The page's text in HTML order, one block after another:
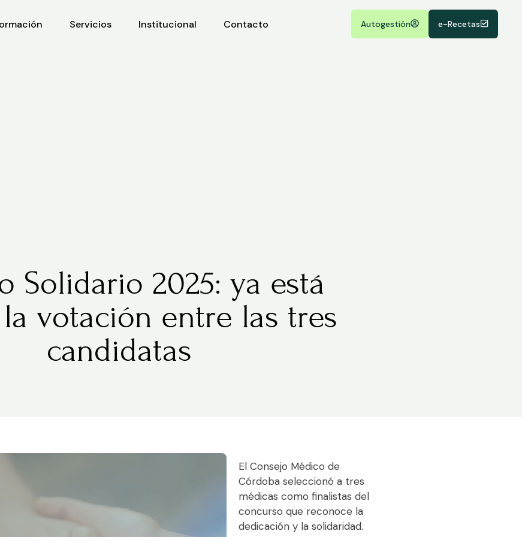
Servicios Institucional Contacto Autogestión e-Recetas
Solidario 2025: ya está
votación entre las tres
candidatas
El Consejo Médico de
Córdoba seleccionó a tres
médicas como finalistas del
concurso que reconoce la
dedicación y la solidaridad.